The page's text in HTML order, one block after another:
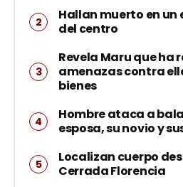
Hallan muerto en
del centro
Revela Maru que ha
amenazas contra
bienes
Hombre ataca a
esposa, su novio y
Localizan cuerpo
Cerrada Florencia